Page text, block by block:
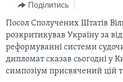
Перейти
до
Пошуку
УКРАЇНА
ВІЙНА - ЦЕ ОСОБИСТЕ
УКРАЇНЦІ У СВІТІ
НАУКА
ЗДОРОВ'Я
АДМІНІСТРАЦІЯ ПРЕЗИДЕНТА
УКРАЇНЦІ В АМЕРИЦІ
УКРАЇНА
ІНТЕРВ'Ю
Поділитись
Посол Сполучених Штатів
розкритикував Україну за
реформуванні системи
дипломат сказав сьогодні у
симпозіум присвячений цій